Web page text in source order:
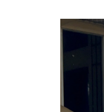
ท่องเที่ยว